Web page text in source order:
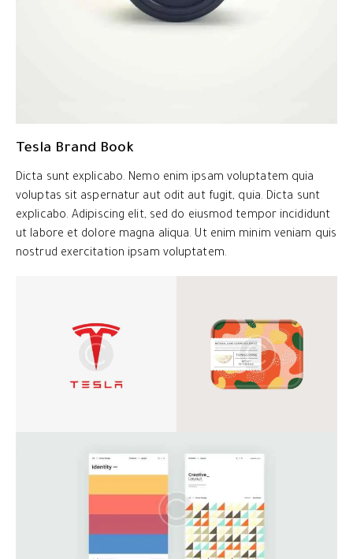
Tesla Brand Book
Dicta sunt explicabo. Nemo enim ipsam voluptatem quia
voluptas sit aspernatur aut odit aut fugit, quia. Dicta sunt
explicabo. Adipiscing elit, sed do eiusmod tempor incididunt
ut labore et dolore magna aliqua. Ut enim minim veniam quis
nostrud exercitation ipsam voluptatem.